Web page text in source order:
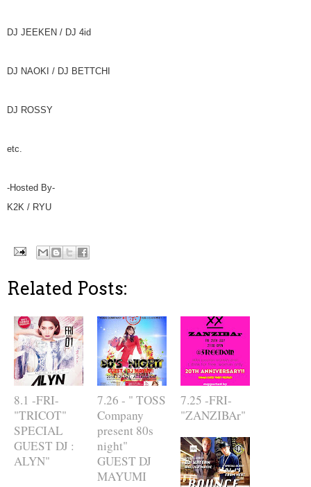
DJ JEEKEN / DJ 4id
DJ NAOKI / DJ BETTCHI
DJ ROSSY
etc.
-Hosted By-
K2K / RYU
Related Posts:
8.1 -FRI-
"TRICOT"
SPECIAL
GUEST DJ :
ALYN"
7.26 - " TOSS
Company
present 80s
night"
GUEST DJ
MAYUMI
7.25 -FRI-
"ZANZIBAr"